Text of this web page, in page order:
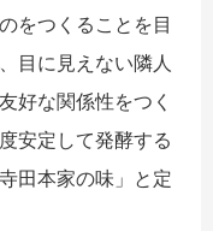
をつくることを目
目に見えない隣人
好な関係性をつく
安定して発酵する
田本家の味」と定